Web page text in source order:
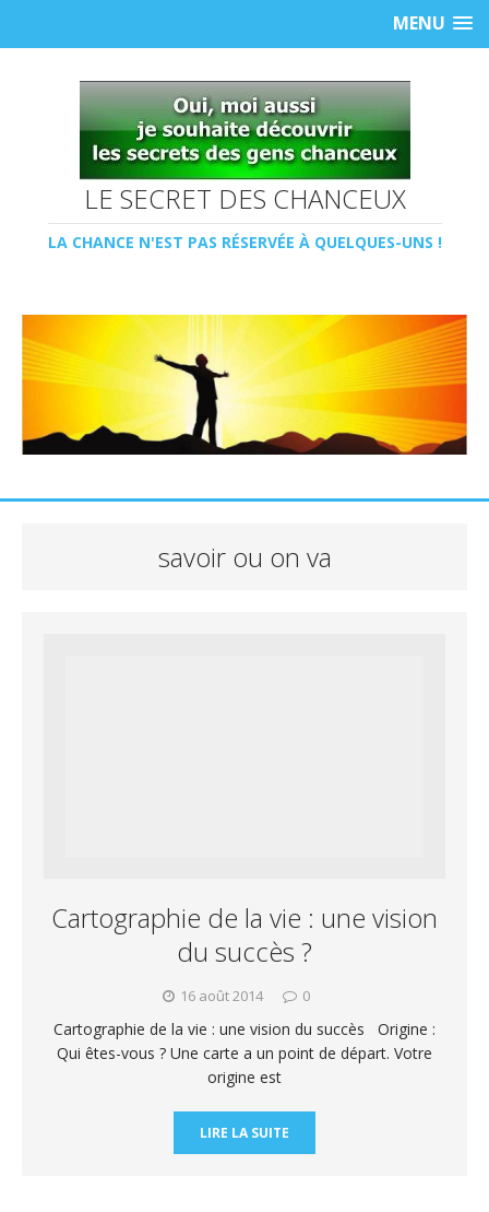
MENU
LE SECRET DES CHANCEUX
LA CHANCE N'EST PAS RÉSERVÉE À QUELQUES-UNS !
savoir ou on va
Cartographie de la vie : une vision
du succès ?
16 août 2014 0
Cartographie de la vie : une vision du succès Origine :
Qui êtes-vous ? Une carte a un point de départ. Votre
origine est
LIRE LA SUITE